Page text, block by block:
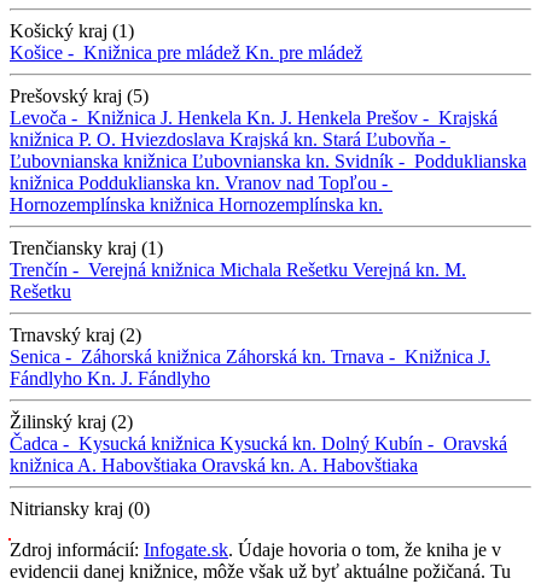
Košický kraj (1)
Košice - Knižnica pre mládež Kn. pre mládež
Prešovský kraj (5)
Levoča - Knižnica J. Henkela Kn. J. Henkela Prešov - Krajská
knižnica P. O. Hviezdoslava Krajská kn. Stará Ľubovňa -
Ľubovnianska knižnica Ľubovnianska kn. Svidník - Podduklianska
knižnica Podduklianska kn. Vranov nad Topľou -
Hornozemplínska knižnica Hornozemplínska kn.
Trenčiansky kraj (1)
Trenčín - Verejná knižnica Michala Rešetku Verejná kn. M.
Rešetku
Trnavský kraj (2)
Senica - Záhorská knižnica Záhorská kn. Trnava - Knižnica J.
Fándlyho Kn. J. Fándlyho
Žilinský kraj (2)
Čadca - Kysucká knižnica Kysucká kn. Dolný Kubín - Oravská
knižnica A. Habovštiaka Oravská kn. A. Habovštiaka
Nitriansky kraj (0)
Zdroj informácií: Infogate.sk. Údaje hovoria o tom, že kniha je v
evidencii danej knižnice, môže však už byť aktuálne požičaná. Tu